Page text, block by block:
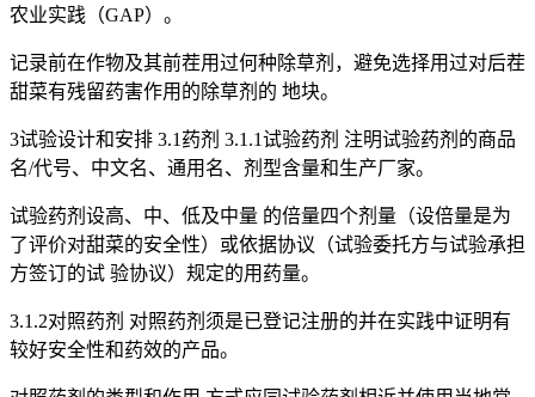
农业实践（GAP）。
记录前在作物及其前茬用过何种除草剂，避免选择用过对后茬
甜菜有残留药害作用的除草剂的 地块。
3试验设计和安排 3.1药剂 3.1.1试验药剂 注明试验药剂的商品
名/代号、中文名、通用名、剂型含量和生产厂家。
试验药剂设高、中、低及中量 的倍量四个剂量（设倍量是为
了评价对甜菜的安全性）或依据协议（试验委托方与试验承担
方签订的试 验协议）规定的用药量。
3.1.2对照药剂 对照药剂须是已登记注册的并在实践中证明有
较好安全性和药效的产品。